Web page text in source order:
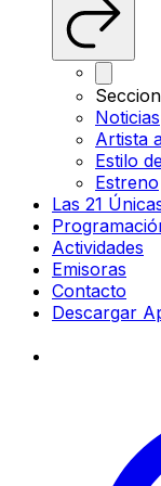
Noticias
Artista
Estilo
Estreno
Las 21
Actividades
Emisoras
Contacto
Descargar